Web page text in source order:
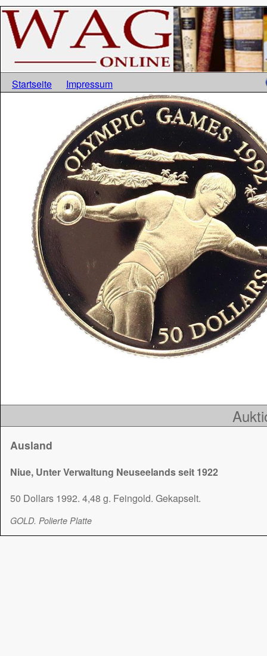
Startseite Impressum
Ausland
Niue, Unter Verwaltung Neuseelands seit 1922
50 Dollars 1992. 4,48 g. Feingold. Gekapselt.
GOLD. Polierte Platte